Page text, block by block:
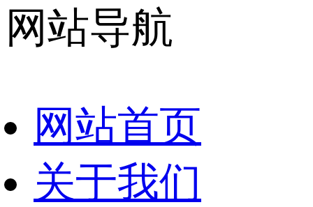
网站导航
网站首页
关于我们